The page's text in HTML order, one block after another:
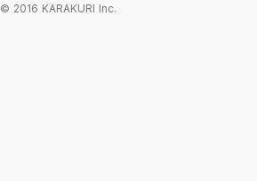
© 2016 KARAKURI Inc.